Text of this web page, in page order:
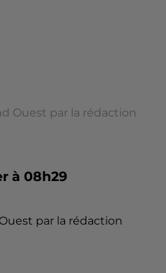
Ouest par la rédaction
à 08h29
par la rédaction